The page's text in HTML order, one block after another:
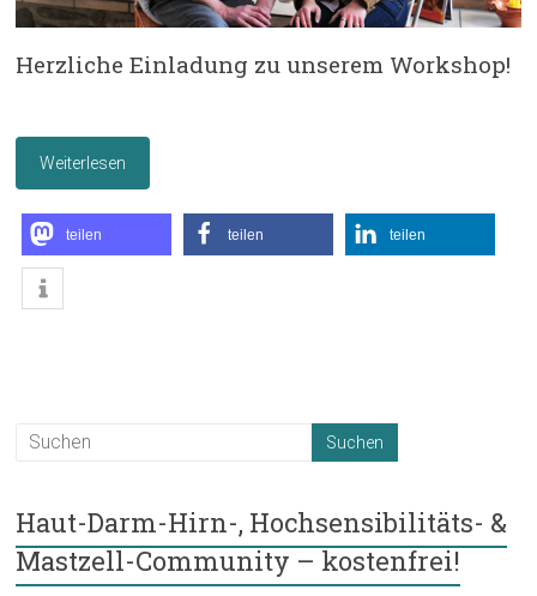
Herzliche Einladung zu unserem Workshop!
Weiterlesen
teilen teilen teilen
Haut-Darm-Hirn-, Hochsensibilitäts- &
Mastzell-Community – kostenfrei!